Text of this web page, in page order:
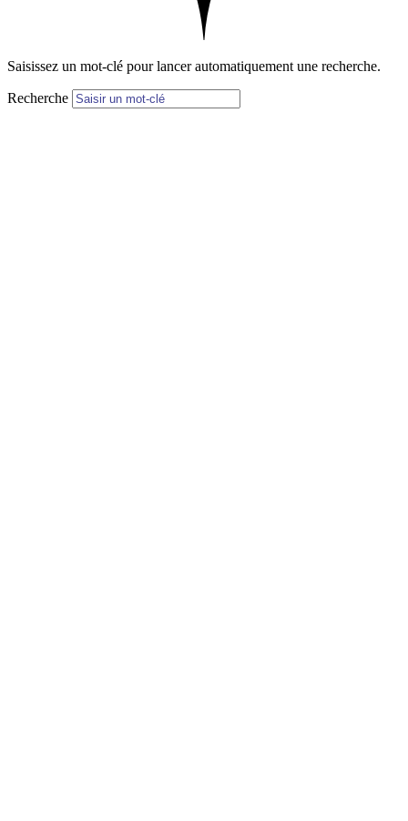
Saisissez un mot-clé pour lancer automatiquement une recherche.
Recherche